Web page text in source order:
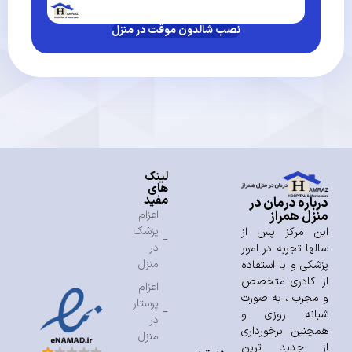
نصب شالدون موقت در منزل
درباره درمان در
منزل همراز
این مرکز پس از
سالها تجربه در امور
پزشکی و با استفاده
از کادری متخصص
و مجرب ، به صورت
شبانه روزی و
همچنین برخورداری
از جدید ترین
لینک
های
مفید
اعزام
پزشک
در
منزل
اعزام
پرستار
در
منزل